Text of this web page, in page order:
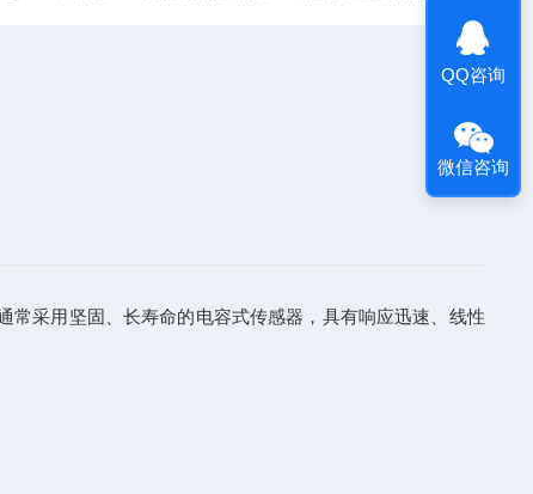
采用坚固、长寿命的电容式传感器，具有响应迅速、线性
QQ咨询
微信咨询